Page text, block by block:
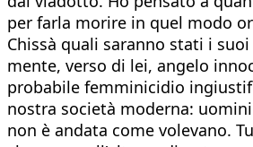
per farla morire in quel modo
Chissà quali saranno stati i
mente, verso di lei, angelo
probabile femminicidio
nostra società moderna:
non è andata come volevano.